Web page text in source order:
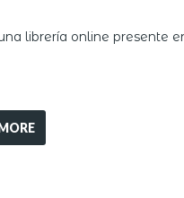
librería online presente